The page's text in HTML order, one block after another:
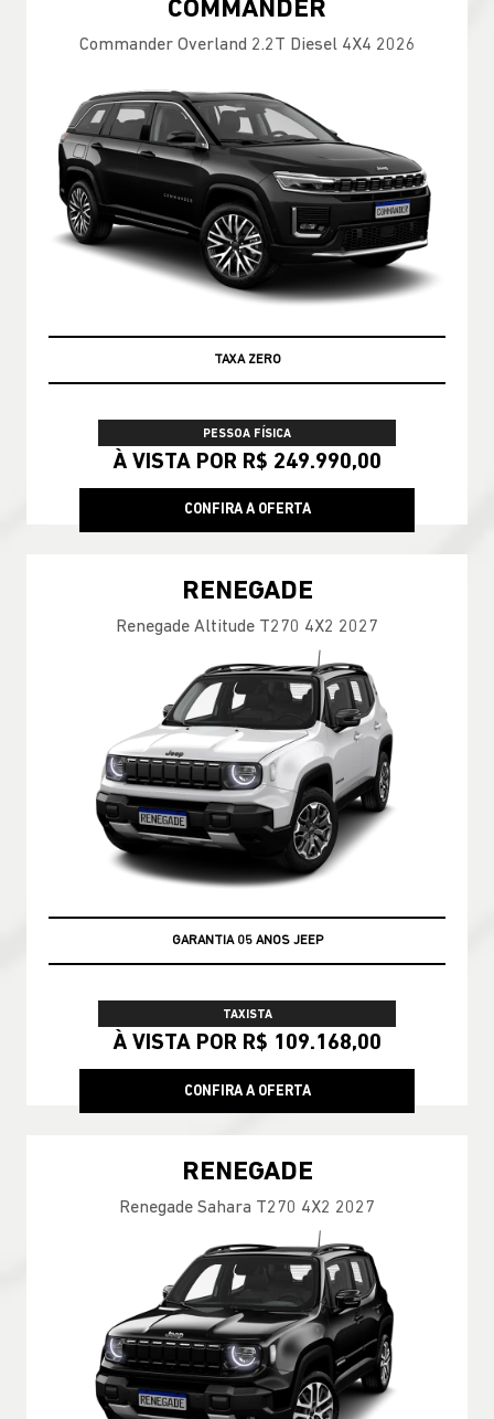
COMMANDER
Commander Overland 2.2T Diesel 4X4 2026
TAXA ZERO
PESSOA FÍSICA
À VISTA POR R$ 249.990,00
CONFIRA A OFERTA
RENEGADE
Renegade Altitude T270 4X2 2027
GARANTIA 05 ANOS JEEP
TAXISTA
À VISTA POR R$ 109.168,00
CONFIRA A OFERTA
RENEGADE
Renegade Sahara T270 4X2 2027